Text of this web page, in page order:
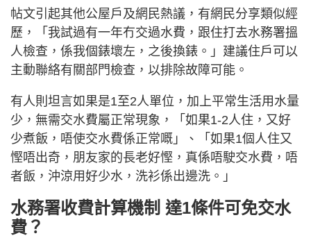
帖文引起其他公屋戶及網民熱議，有網民分享類似經
歷，「我試過有一年冇交過水費，跟住打去水務署搵
人檢查，係我個錶壞左，之後換錶。」建議住戶可以
主動聯絡有關部門檢查，以排除故障可能。
有人則坦言如果是1至2人單位，加上平常生活用水量
少，無需交水費屬正常現象，「如果1-2人住，又好
少煮飯，唔使交水費係正常嘅」、「如果1個人住又
慳唔出奇，朋友家的長老好慳，真係唔駛交水費，唔
者飯，沖涼用好少水，洗衫係出邊洗。」
水務署收費計算機制 達1條件可免交水
費？